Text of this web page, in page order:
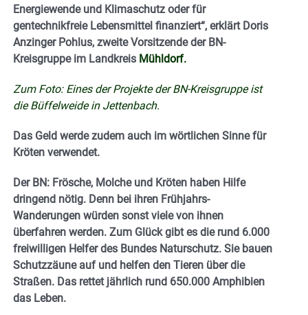
Energiewende und Klimaschutz oder für
gentechnikfreie Lebensmittel finanziert“, erklärt Doris
Anzinger Pohlus, zweite Vorsitzende der BN-
Kreisgruppe im Landkreis Mühldorf.
Zum Foto: Eines der Projekte der BN-Kreisgruppe ist
die Büffelweide in Jettenbach.
Das Geld werde zudem auch im wörtlichen Sinne für
Kröten verwendet.
Der BN: Frösche, Molche und Kröten haben Hilfe
dringend nötig. Denn bei ihren Frühjahrs-
Wanderungen würden sonst viele von ihnen
überfahren werden. Zum Glück gibt es die rund 6.000
freiwilligen Helfer des Bundes Naturschutz. Sie bauen
Schutzzäune auf und helfen den Tieren über die
Straßen. Das rettet jährlich rund 650.000 Amphibien
das Leben.